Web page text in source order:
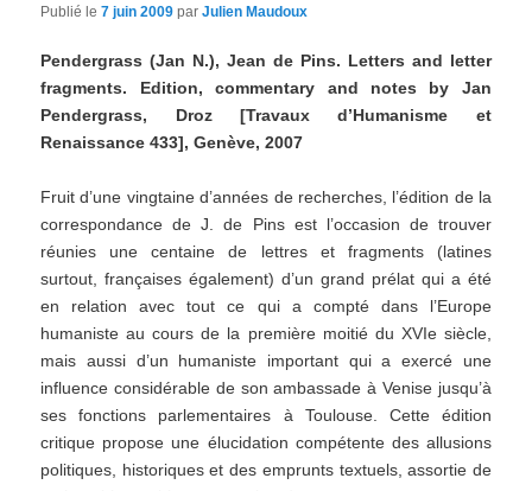
Publié le7 juin 2009 parJulien Maudoux
Pendergrass (Jan N.), Jean de Pins. Letters and letter
fragments. Edition, commentary and notes by Jan
Pendergrass, Droz [Travaux d’Humanisme et
Renaissance 433], Genève, 2007
Fruit d’une vingtaine d’années de recherches, l’édition de la
correspondance de J. de Pins est l’occasion de trouver
réunies une centaine de lettres et fragments (latines
surtout, françaises également) d’un grand prélat qui a été
en relation avec tout ce qui a compté dans l’Europe
humaniste au cours de la première moitié du XVIe siècle,
mais aussi d’un humaniste important qui a exercé une
influence considérable de son ambassade à Venise jusqu’à
ses fonctions parlementaires à Toulouse. Cette édition
critique propose une élucidation compétente des allusions
politiques, historiques et des emprunts textuels, assortie de